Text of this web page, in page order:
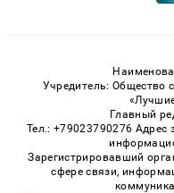
Учредитель: Общество
Главный
Тел.: +79023790276 Адрес
Зарегистрировавший
сфере связи,